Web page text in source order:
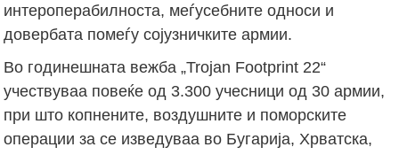
интероперабилноста, меѓусебните односи и
довербата помеѓу сојузничките армии.
Во годинешната вежба „Trojan Footprint 22“
учествуваа повеќе од 3.300 учесници од 30 армии,
при што копнените, воздушните и поморските
операции за се изведуваа во Бугарија, Хрватска,